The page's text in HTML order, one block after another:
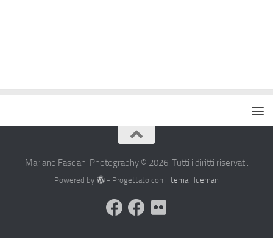
Mariano Fasciani Photography © 2026. Tutti i diritti riservati.
Powered by - Progettato con il tema Hueman